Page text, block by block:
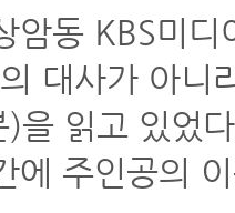
암동 KBS미
대사가 아니
을 읽고 있었
에 주인공의